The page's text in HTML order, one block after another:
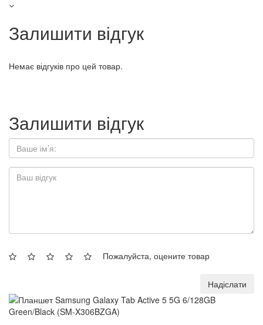
Залишити відгук
Немає відгуків про цей товар.
Залишити відгук
Пожалуйста, оцените товар
Надіслати